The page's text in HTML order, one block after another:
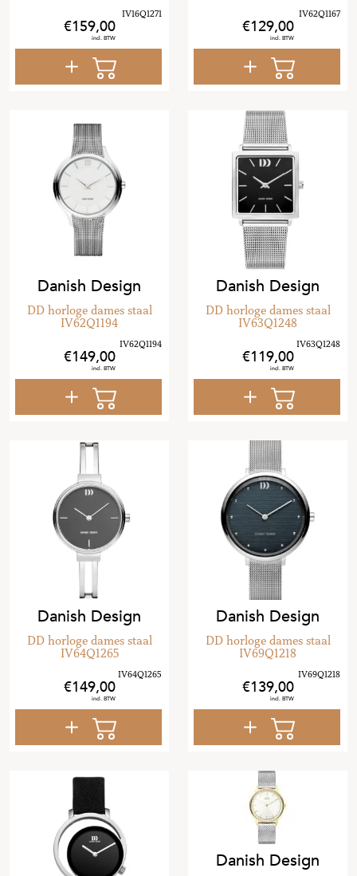
159,00 129,00
Danish Design
DD horloge dames staal
IV62Q1194
149,00
Danish Design
DD horloge dames staal
IV63Q1248
119,00
Danish Design
DD horloge dames staal
IV64Q1265
149,00
Danish Design
DD horloge dames staal
IV69Q1218
139,00
Danish Design